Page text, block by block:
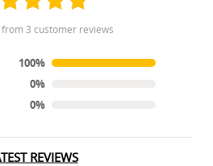
from 3 customer reviews
100%
0%
0%
REVIEWS